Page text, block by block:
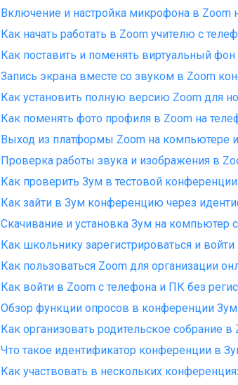
Включение и настройка микрофона в Zoom
Как начать работать в Zoom учителю с
Как поставить и поменять виртуальный
Запись экрана вместе со звуком в Zoom
Как установить полную версию Zoom для
Как поменять фото профиля в Zoom на
Выход из платформы Zoom на компьютере
Проверка работы звука и изображения в
Как проверить Зум в тестовой
Как зайти в Зум конференцию через
Скачивание и установка Зум на компьютер
Как школьнику зарегистрироваться и
Как пользоваться Zoom для организации
Как войти в Zoom с телефона и ПК без
Обзор функции опросов в конференции Зум
Как организовать родительское собрание
Что такое идентификатор конференции в
Как участвовать в нескольких